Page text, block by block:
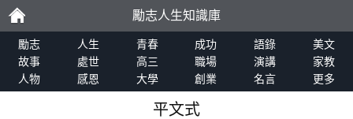
勵
志
勵志人生知識庫
勵志 人生 青春 成功 語錄
美文
故事
處世 高三 職場 演講
家教
人物
感恩 大學 創業 名言 更多
平文式